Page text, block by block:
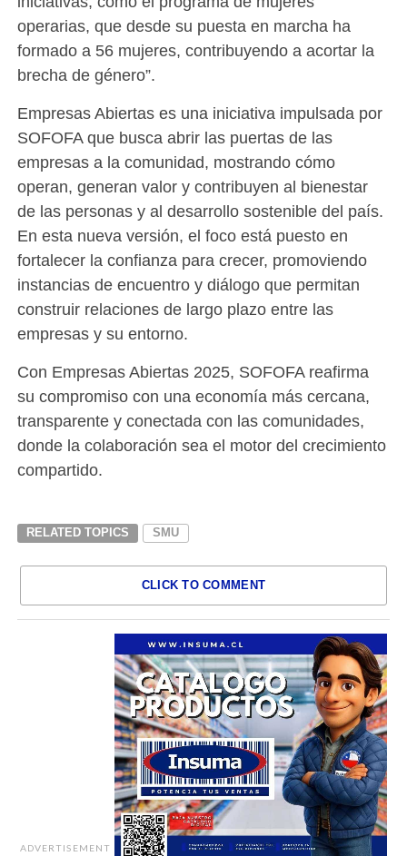
operarias, que desde su puesta en marcha ha
formado a 56 mujeres, contribuyendo a acortar la
brecha de género”.
Empresas Abiertas es una iniciativa impulsada por
SOFOFA que busca abrir las puertas de las
empresas a la comunidad, mostrando cómo
operan, generan valor y contribuyen al bienestar
de las personas y al desarrollo sostenible del país.
En esta nueva versión, el foco está puesto en
fortalecer la confianza para crecer, promoviendo
instancias de encuentro y diálogo que permitan
construir relaciones de largo plazo entre las
empresas y su entorno.
Con Empresas Abiertas 2025, SOFOFA reafirma
su compromiso con una economía más cercana,
transparente y conectada con las comunidades,
donde la colaboración sea el motor del crecimiento
compartido.
RELATED TOPICS SMU
CLICK TO COMMENT
ADVERTISEMENT